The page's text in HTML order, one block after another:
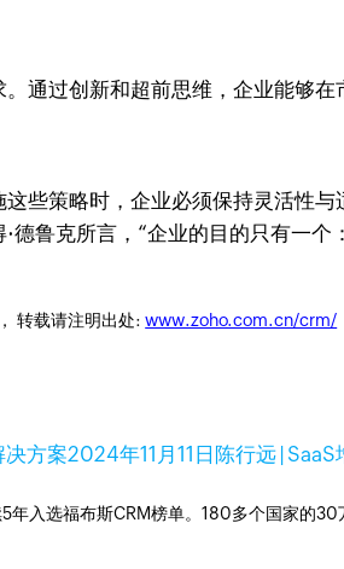
通过创新和超前思维，企业能够在
些策略时，企业必须保持灵活性
鲁克所言，“企业的目的只有一
， 转载请注明出处:www.zoho.com.cn/crm/
决方案2024年11月11日 陈行远 |
入选福布斯CRM榜单。180多个国家的